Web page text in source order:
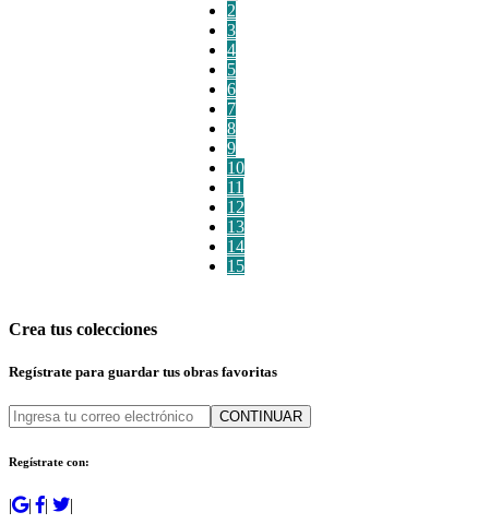
2
3
4
5
6
7
8
9
10
11
12
13
14
15
Crea tus colecciones
Regístrate para guardar tus obras favoritas
CONTINUAR
Regístrate con:
| | | |